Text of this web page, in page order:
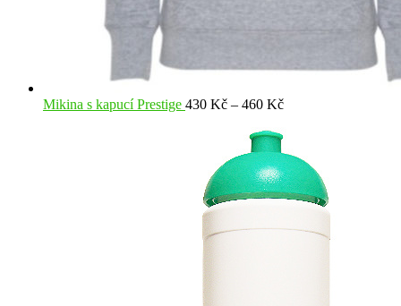
Mikina s kapucí Prestige 430 Kč – 460 KčRozpětí
430 Kč
až
460 Kč